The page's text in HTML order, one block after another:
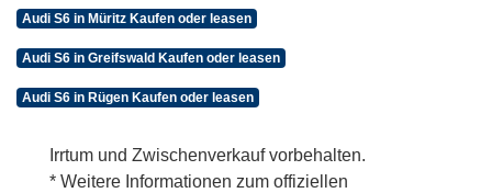
Audi S6 in Müritz Kaufen oder leasen
Audi S6 in Greifswald Kaufen oder leasen
Audi S6 in Rügen Kaufen oder leasen
Irrtum und Zwischenverkauf vorbehalten.
* Weitere Informationen zum offiziellen